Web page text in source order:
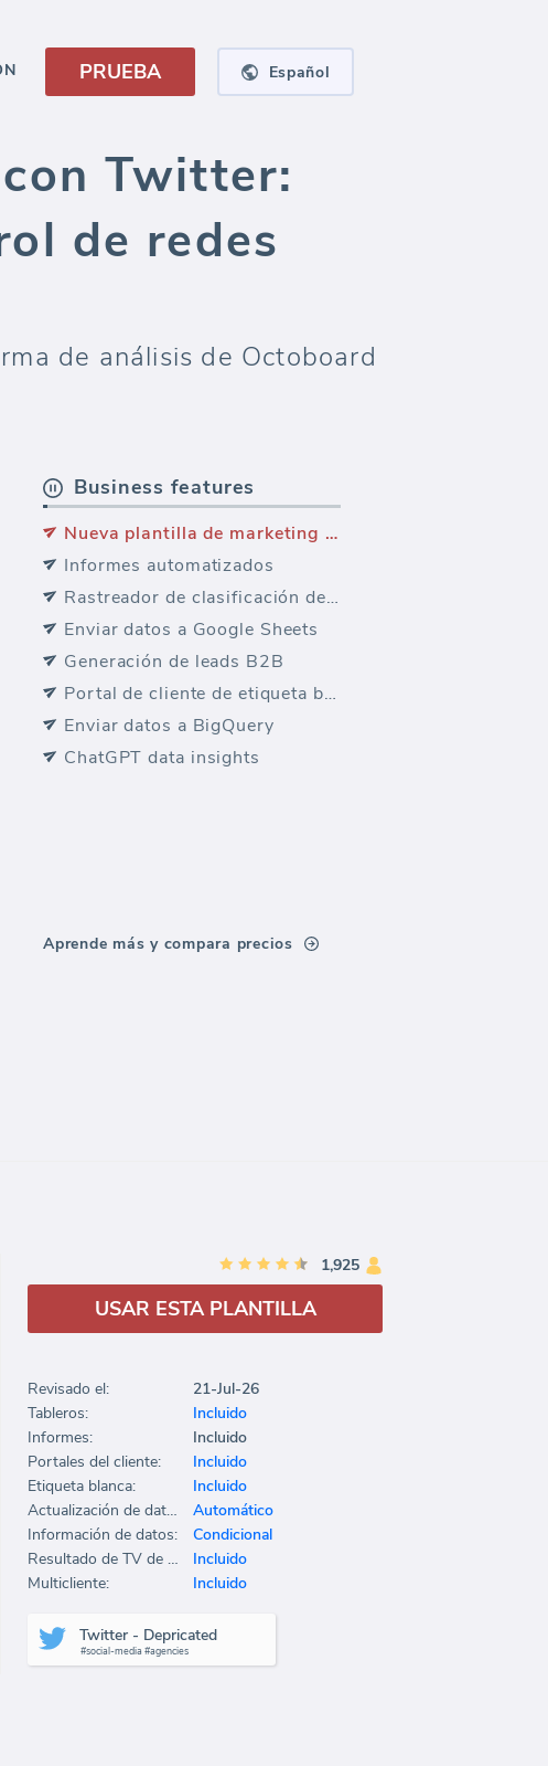
PRUEBA Español
Twitter:
de redes
de análisis de Octoboard
Business features
Nueva plantilla de marketing — Visión general de Twitter
Informes automatizados
Rastreador de clasificación de palabras clave
Enviar datos a Google Sheets
Generación de leads B2B
Portal de cliente de etiqueta blanca
Enviar datos a BigQuery
ChatGPT data insights
Aprende más y compara precios
1,925
USAR ESTA PLANTILLA
Revisado el:
21-Jul-26
Tableros:
Incluido
Informes:
Incluido
Portales del cliente:
Incluido
Etiqueta blanca:
Incluido
Actualización de datos:
Automático
Información de datos:
Condicional
Resultado de TV de oficina:
Incluido
Multicliente:
Incluido
Twitter - Depricated
#social-media #agencies